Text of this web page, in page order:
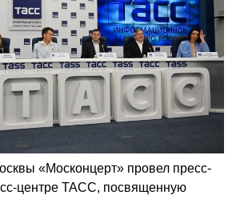
«Москонцерт» провел пресс-
центре ТАСС, посвященную